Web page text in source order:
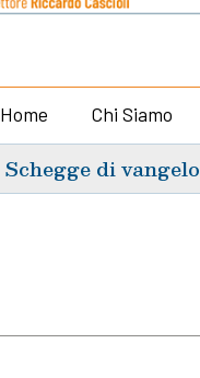
Home Chi Siamo
Schegge di vangelo